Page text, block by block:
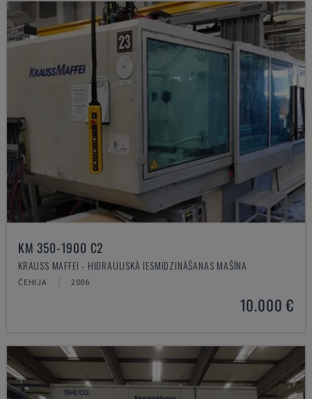
KM 350-1900 C2
KRAUSS MAFFEI - HIDRAULISKĀ IESMIDZINĀŠANAS MAŠĪNA
ČEHIJA 2006
10.000 €